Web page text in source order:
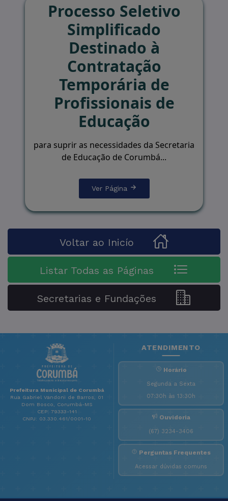
Processo Seletivo
Simplificado
Destinado à
Contratação
Temporária de
Profissionais de
Educação
para suprir as necessidades da Secretaria
de Educação de Corumbá...
Ver Página
Voltar ao Inicío
Listar Todas as Páginas
Secretarias e Fundações
Prefeitura Municipal de Corumbá
Rua Gabriel Vandoni de Barros, 01
Dom Bosco, Corumbá-MS
CEP: 79333-141
CNPJ: 03.330.461/0001-10
ATENDIMENTO
Horário
Segunda a Sexta
07:30h às 13:30h
Ouvidoria
(67) 3234-3406
Perguntas Frequentes
Acessar dúvidas comuns